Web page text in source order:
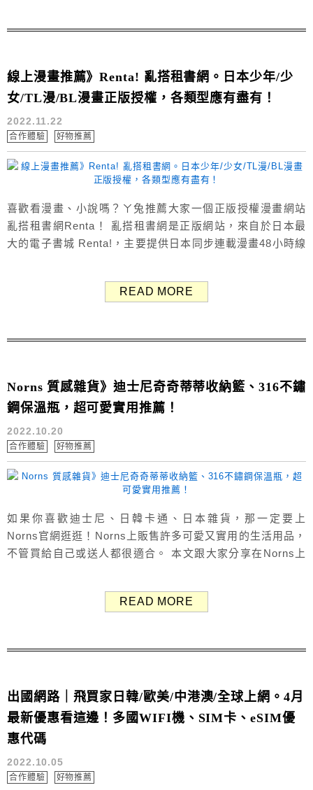
線上漫畫推薦》Renta! 亂搭租書網。日本少年/少
女/TL漫/BL漫畫正版授權，各類型應有盡有！
2022.11.22
合作體驗 好物推薦
喜歡看漫畫、小說嗎？ㄚ兔推薦大家一個正版授權漫畫網站
亂搭租書網Renta！ 亂搭租書網是正版網站，來自於日本最
大的電子書城 Renta!，主要提供日本同步連載漫畫48小時線
畫以外也有言情小說、輕小說、動畫、寫真書、電子書等
READ MORE
Norns 質感雜貨》迪士尼奇奇蒂蒂收納籃、316不鏽
鋼保溫瓶，超可愛實用推薦！
2022.10.20
合作體驗 好物推薦
如果你喜歡迪士尼、日韓卡通、日本雜貨，那一定要上
Norns官網逛逛！Norns上販售許多可愛又實用的生活用品，
不管買給自己或送人都很適合。 本文跟大家分享在Norns上
Norns成立於2010年，以平實價格提供豐富多元的商品，專
READ MORE
出國網路｜飛買家日韓/歐美/中港澳/全球上網。4月
最新優惠看這邊！多國WIFI機、SIM卡、eSIM優
惠代碼
2022.10.05
合作體驗 好物推薦